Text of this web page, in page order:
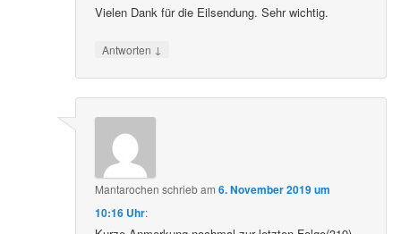
Vielen Dank für die Eilsendung. Sehr wichtig.
Antworten ↓
Mantarochen schriebam6. November 2019 um
10:16 Uhr: